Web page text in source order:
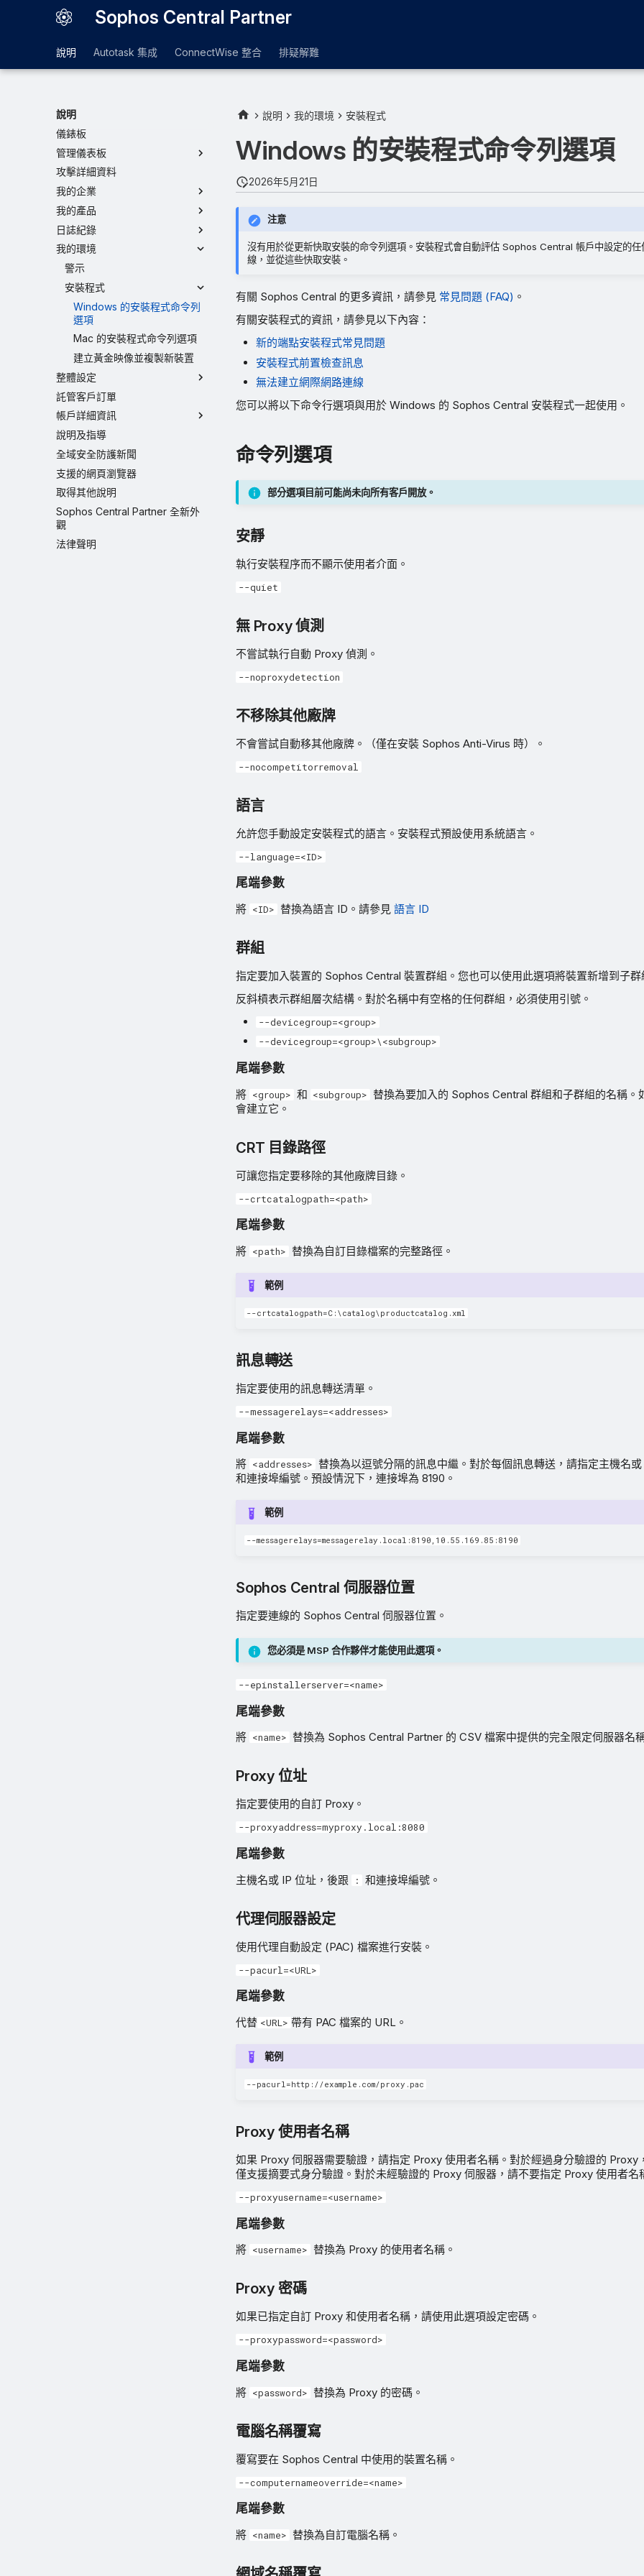
Sophos Central Partner
說明 Autotask 集成 ConnectWise 整合 排疑解難
說明
儀錶板
管理儀表板
攻擊詳細資料
我的企業
我的產品
日誌紀錄
我的環境
警示
安裝程式
Windows 的安裝程式命令列
選項
Mac 的安裝程式命令列選項
建立黃金映像並複製新裝置
整體設定
託管客戶訂單
帳戶詳細資訊
說明及指導
全域安全防護新聞
支援的網頁瀏覽器
取得其他說明
Sophos Central Partner 全新外
觀
法律聲明
說明 我的環境 安裝程式
Windows 的安裝程式命令列選項
2026年5月21日
注意
沒有用於從更新快取安裝的命令列選項。安裝程式會自動評估 Sophos Central 帳戶中設定的任
線，並從這些快取安裝。
有關 Sophos Central 的更多資訊，請參見 常見問題 (FAQ) 。
有關安裝程式的資訊，請參見以下內容：
新的端點安裝程式常見問題
安裝程式前置檢查訊息
無法建立網際網路連線
您可以將以下命令行選項與用於 Windows 的 Sophos Central 安裝程式一起使用。
命令列選項
部分選項目前可能尚未向所有客戶開放。
安靜
執行安裝程序而不顯示使用者介面。
--quiet
無 Proxy 偵測
不嘗試執行自動 Proxy 偵測。
--noproxydetection
不移除其他廠牌
不會嘗試自動移其他廠牌。（僅在安裝 Sophos Anti-Virus 時）。
--nocompetitorremoval
語言
允許您手動設定安裝程式的語言。安裝程式預設使用系統語言。
--language=<ID>
尾端參數
將 <ID> 替換為語言 ID。請參見 語言 ID
群組
指定要加入裝置的 Sophos Central 裝置群組。您也可以使用此選項將裝置新增到子群
反斜槓表示群組層次結構。對於名稱中有空格的任何群組，必須使用引號。
--devicegroup=<group>
--devicegroup=<group>\<subgroup>
尾端參數
將 <group> 和 <subgroup>
替換為要加入的 Sophos Central 群組和子群組的名稱。
會建立它。
CRT 目錄路徑
可讓您指定要移除的其他廠牌目錄。
--crtcatalogpath=<path>
尾端參數
將 <path> 替換為自訂目錄檔案的完整路徑。
範例
--crtcatalogpath=C:\catalog\productcatalog.xml
訊息轉送
指定要使用的訊息轉送清單。
--messagerelays=<addresses>
尾端參數
將 <addresses>
替換為以逗號分隔的訊息中繼。對於每個訊息轉送，請指定主機名
和連接埠編號。預設情況下，連接埠為 8190。
範例
--messagerelays=messagerelay.local:8190,10.55.169.85:8190
Sophos Central 伺服器位置
指定要連線的 Sophos Central 伺服器位置。
您必須是 MSP 合作夥伴才能使用此選項。
--epinstallerserver=<name>
尾端參數
將 <name> 替換為 Sophos Central Partner 的 CSV 檔案中提供的完全限定伺服器名
Proxy 位址
指定要使用的自訂 Proxy。
--proxyaddress=myproxy.local:8080
尾端參數
主機名或 IP 位址，後跟 : 和連接埠編號。
代理伺服器設定
使用代理自動設定 (PAC) 檔案進行安裝。
--pacurl=<URL>
尾端參數
代替 <URL> 帶有 PAC 檔案的 URL。
範例
--pacurl=http://example.com/proxy.pac
Proxy 使用者名稱
如果 Proxy 伺服器需要驗證，請指定 Proxy 使用者名稱。對於經過身分驗證的 Proxy
僅支援摘要式身分驗證。對於未經驗證的 Proxy 伺服器，請不要指定 Proxy 使用者名
--proxyusername=<username>
尾端參數
將 <username> 替換為 Proxy 的使用者名稱。
Proxy 密碼
如果已指定自訂 Proxy 和使用者名稱，請使用此選項設定密碼。
--proxypassword=<password>
尾端參數
將 <password> 替換為 Proxy 的密碼。
電腦名稱覆寫
覆寫要在 Sophos Central 中使用的裝置名稱。
--computernameoverride=<name>
尾端參數
將 <name> 替換為自訂電腦名稱。